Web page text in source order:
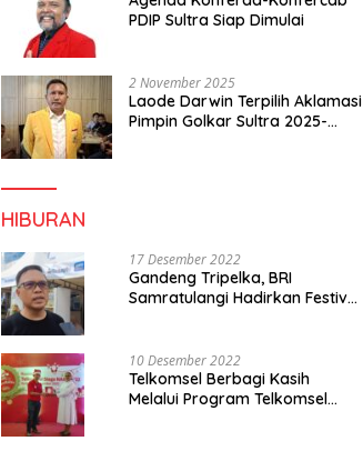
PDIP Sultra Siap Dimulai
2 November 2025
Laode Darwin Terpilih Aklamasi
Pimpin Golkar Sultra 2025-
HIBURAN
17 Desember 2022
Gandeng Tripelka, BRI
Samratulangi Hadirkan Festival
10 Desember 2022
Telkomsel Berbagi Kasih
Melalui Program Telkomsel